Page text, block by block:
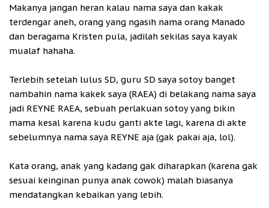
Makanya jangan heran kalau nama saya dan kakak
terdengar aneh, orang yang ngasih nama orang Manado
dan beragama Kristen pula, jadilah sekilas saya kayak
mualaf hahaha.
Terlebih setelah lulus SD, guru SD saya sotoy banget
nambahin nama kakek saya (RAEA) di belakang nama saya
jadi REYNE RAEA, sebuah perlakuan sotoy yang bikin
mama kesal karena kudu ganti akte lagi, karena di akte
sebelumnya nama saya REYNE aja (gak pakai aja, lol).
Kata orang, anak yang kadang gak diharapkan (karena gak
sesuai keinginan punya anak cowok) malah biasanya
mendatangkan kebaikan yang lebih.